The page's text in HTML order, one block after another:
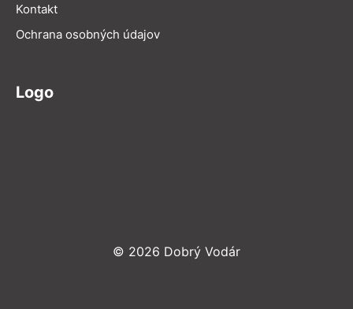
Kontakt
Ochrana osobných údajov
Logo
© 2026 Dobrý Vodár